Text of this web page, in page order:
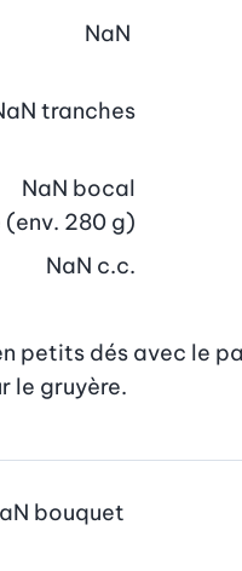
NaN
tranches
280 g)
NaN bocal
NaN c.c.
petits dés avec le
le gruyère.
bouquet